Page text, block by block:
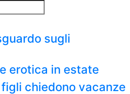
sugli
erotica in estate
chiedono vacanze